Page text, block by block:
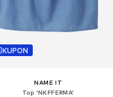
KUPON
NAME IT
Top 'NKFFERMA'